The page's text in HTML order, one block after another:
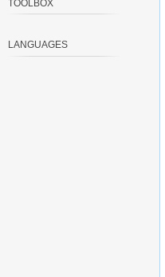
TOOLBOX
LANGUAGES